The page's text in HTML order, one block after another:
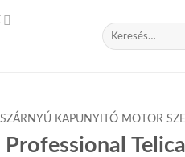
Keresés
a
SZÁRNYÚ KAPUNYITÓ MOTOR